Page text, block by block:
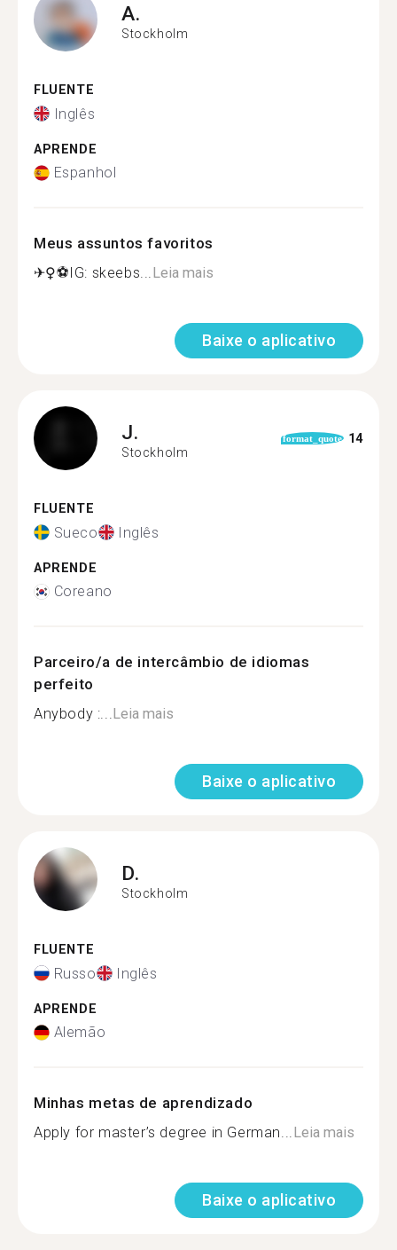
A.
Stockholm
FLUENTE
Inglês
APRENDE
Espanhol
Meus assuntos favoritos
✈️‍♀️⚽️IG: skeebs...Leia mais
Baixe o aplicativo
J.
Stockholm
format_quote 14
FLUENTE
Sueco Inglês
APRENDE
Coreano
Parceiro/a de intercâmbio de idiomas
perfeito
Anybody :...Leia mais
Baixe o aplicativo
D.
Stockholm
FLUENTE
Russo Inglês
APRENDE
Alemão
Minhas metas de aprendizado
Apply for master’s degree in German...Leia mais
Baixe o aplicativo